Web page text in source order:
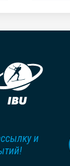
и